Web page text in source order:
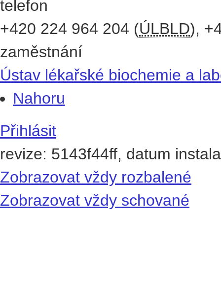
telefon
+420 224 964 204 (ÚLBLD),
zaměstnání
Ústav lékařské biochemie a
Nahoru
Přihlásit
revize: 5143f44ff, datum
Zobrazovat vždy rozbalené
Zobrazovat vždy schované